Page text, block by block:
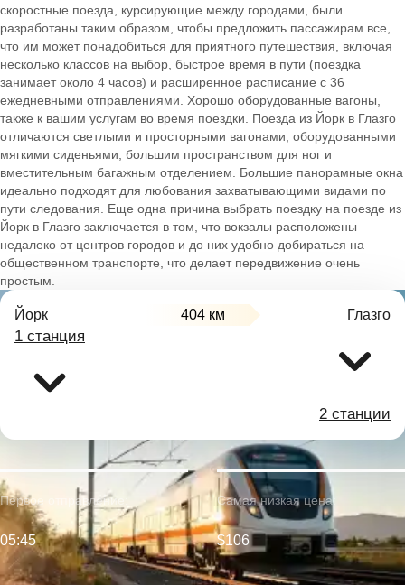
скоростные поезда, курсирующие между городами, были
разработаны таким образом, чтобы предложить пассажирам все,
что им может понадобиться для приятного путешествия, включая
несколько классов на выбор, быстрое время в пути (поездка
занимает около 4 часов) и расширенное расписание с 36
ежедневными отправлениями. Хорошо оборудованные вагоны,
также к вашим услугам во время поездки. Поезда из Йорк в Глазго
отличаются светлыми и просторными вагонами, оборудованными
мягкими сиденьями, большим пространством для ног и
вместительным багажным отделением. Большие панорамные окна
идеально подходят для любования захватывающими видами по
пути следования. Еще одна причина выбрать поездку на поезде из
Йорк в Глазго заключается в том, что вокзалы расположены
недалеко от центров городов и до них удобно добираться на
общественном транспорте, что делает передвижение очень
простым.
Йорк 404 км Глазго
1 станция
2 станции
Первое отправление:
05:45
Самая низкая цена:
$106